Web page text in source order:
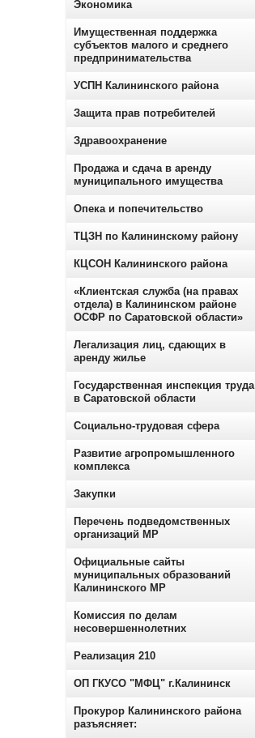
Экономика
Имущественная поддержка
субъектов малого и среднего
предпринимательства
УСПН Калининского района
Защита прав потребителей
Здравоохранение
Продажа и сдача в аренду
муниципального имущества
Опека и попечительство
ТЦЗН по Калининскому району
КЦСОН Калининского района
«Клиентская служба (на правах
отдела) в Калининском районе
ОСФР по Саратовской области»
Легализация лиц, сдающих в
аренду жилье
Государственная инспекция труда
в Саратовской области
Социально-трудовая сфера
Развитие агропромышленного
комплекса
Закупки
Перечень подведомственных
организаций МР
Официальные сайты
муниципальных образований
Калининского МР
Комиссия по делам
несовершеннолетних
Реализация 210
ОП ГКУСО "МФЦ" г.Калининск
Прокурор Калининского района
разъясняет: